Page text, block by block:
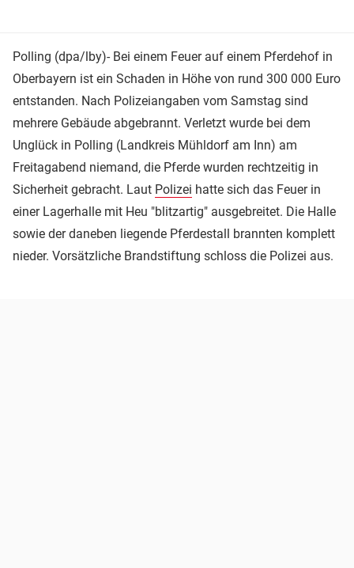
Polling (dpa/lby)- Bei einem Feuer auf einem Pferdehof in
Oberbayern ist ein Schaden in Höhe von rund 300 000 Euro
entstanden. Nach Polizeiangaben vom Samstag sind
mehrere Gebäude abgebrannt. Verletzt wurde bei dem
Unglück in Polling (Landkreis Mühldorf am Inn) am
Freitagabend niemand, die Pferde wurden rechtzeitig in
Sicherheit gebracht. Laut Polizei hatte sich das Feuer in
einer Lagerhalle mit Heu "blitzartig" ausgebreitet. Die Halle
sowie der daneben liegende Pferdestall brannten komplett
nieder. Vorsätzliche Brandstiftung schloss die Polizei aus.